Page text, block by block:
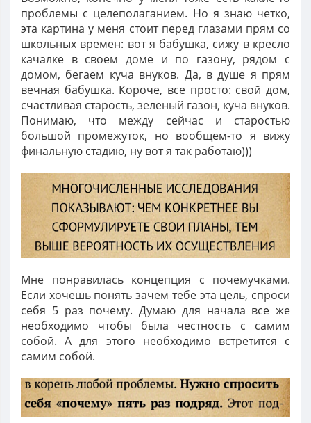
проблемы с целеполаганием. Но я знаю четко,
эта картина у меня стоит перед глазами прям со
школьных времен: вот я бабушка, сижу в кресло
качалке в своем доме и по газону, рядом с
домом, бегаем куча внуков. Да, в душе я прям
вечная бабушка. Короче, все просто: свой дом,
счастливая старость, зеленый газон, куча внуков.
Понимаю, что между сейчас и старостью
большой промежуток, но вообщем-то я вижу
финальную стадию, ну вот я так работаю)))
Мне понравилась концепция с почемучками.
Если хочешь понять зачем тебе эта цель, спроси
себя 5 раз почему. Думаю для начала все же
необходимо чтобы была честность с самим
собой. А для этого необходимо встретится с
самим собой.